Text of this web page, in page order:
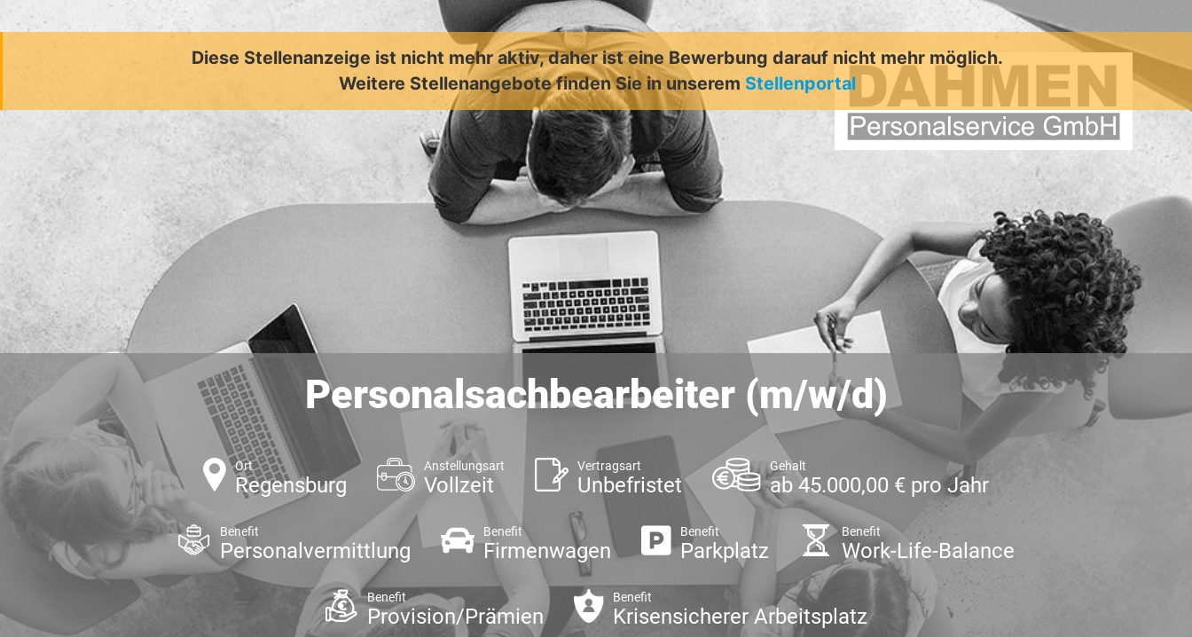
Diese Stellenanzeige ist nicht mehr aktiv, daher ist eine Bewerbung darauf nicht mehr möglich.
Weitere Stellenangebote finden Sie in unserem Stellenportal
Personalsachbearbeiter (m/w/d)
Ort
Regensburg
Anstellungsart
Vollzeit
Vertragsart
Unbefristet
Gehalt
ab 45.000,00 € pro Jahr
Benefit
Personalvermittlung
Benefit
Firmenwagen
Benefit
Parkplatz
Benefit
Work-Life-Balance
Benefit
Provision/Prämien
Benefit
Krisensicherer Arbeitsplatz